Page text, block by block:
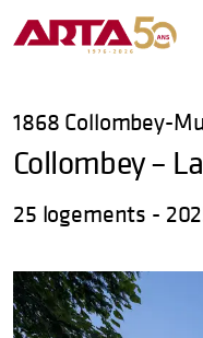
1868 Collombey-
Collombey –
25 logements -